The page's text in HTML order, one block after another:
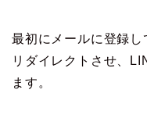
最初にメールに登録
リダイレクトさせ、
ます。